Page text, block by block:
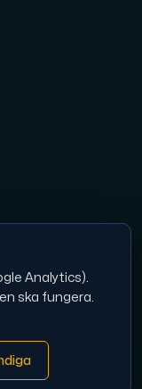
Analytics).
ska fungera.